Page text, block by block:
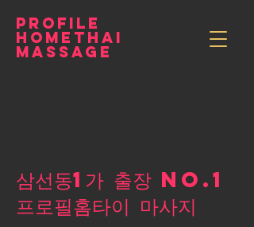
PROFILE
HOMETHAI
MASSAGE
삼선동1가 출장 NO.1
​프로필홈타이 마사지